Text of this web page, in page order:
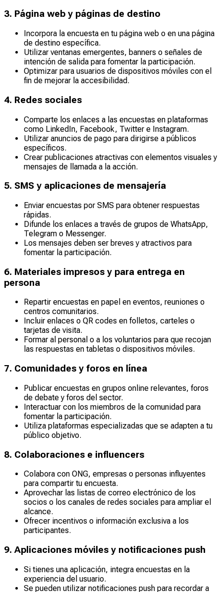
3. Página web y páginas de destino
Incorpora la encuesta en tu página web o en una página
de destino específica.
Utilizar ventanas emergentes, banners o señales de
intención de salida para fomentar la participación.
Optimizar para usuarios de dispositivos móviles con el
fin de mejorar la accesibilidad.
4. Redes sociales
Comparte los enlaces a las encuestas en plataformas
como LinkedIn, Facebook, Twitter e Instagram.
Utilizar anuncios de pago para dirigirse a públicos
específicos.
Crear publicaciones atractivas con elementos visuales y
mensajes de llamada a la acción.
5. SMS y aplicaciones de mensajería
Enviar encuestas por SMS para obtener respuestas
rápidas.
Difunde los enlaces a través de grupos de WhatsApp,
Telegram o Messenger.
Los mensajes deben ser breves y atractivos para
fomentar la participación.
6. Materiales impresos y para entrega en
persona
Repartir encuestas en papel en eventos, reuniones o
centros comunitarios.
Incluir enlaces o QR codes en folletos, carteles o
tarjetas de visita.
Formar al personal o a los voluntarios para que recojan
las respuestas en tabletas o dispositivos móviles.
7. Comunidades y foros en línea
Publicar encuestas en grupos online relevantes, foros
de debate y foros del sector.
Interactuar con los miembros de la comunidad para
fomentar la participación.
Utiliza plataformas especializadas que se adapten a tu
público objetivo.
8. Colaboraciones e influencers
Colabora con ONG, empresas o personas influyentes
para compartir tu encuesta.
Aprovechar las listas de correo electrónico de los
socios o los canales de redes sociales para ampliar el
alcance.
Ofrecer incentivos o información exclusiva a los
participantes.
9. Aplicaciones móviles y notificaciones push
Si tienes una aplicación, integra encuestas en la
experiencia del usuario.
Se pueden utilizar notificaciones push para recordar a